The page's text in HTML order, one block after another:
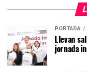
PORTADA
Llevan
jornada